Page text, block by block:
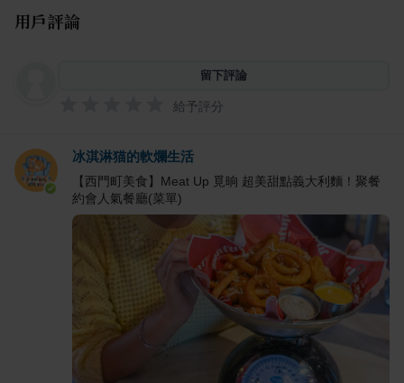
用戶評論
留下評論
給予評分
冰淇淋猫的軟爛生活
【西門町美食】Meat Up 覓晌 超美甜點義大利麵！聚餐
約會人氣餐廳(菜單)